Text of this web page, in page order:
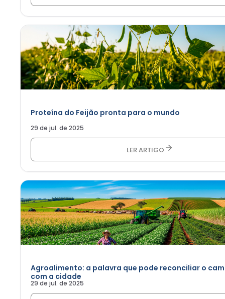
Proteína do Feijão pronta para o mundo
29 de jul. de 2025
LER ARTIGO
Agroalimento: a palavra que pode reconciliar o
com a cidade
29 de jul. de 2025